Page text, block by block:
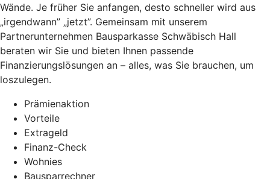
Wände. Je früher Sie anfangen, desto schneller wird aus
„irgendwann” „jetzt”. Gemeinsam mit unserem
Partnerunternehmen Bausparkasse Schwäbisch Hall
beraten wir Sie und bieten Ihnen passende
Finanzierungslösungen an – alles, was Sie brauchen, um
loszulegen.
Prämienaktion
Vorteile
Extrageld
Finanz-Check
Wohnies
Bausparrechner